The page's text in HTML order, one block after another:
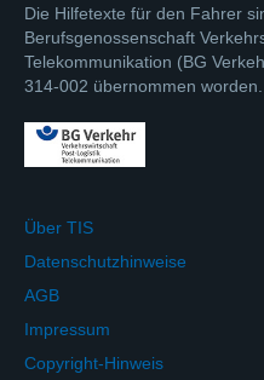
Die Hilfetexte für den Fahrer
Berufsgenossenschaft
Telekommunikation (BG
314-002 übernommen worden.
Über TIS
Datenschutzhinweise
AGB
Impressum
Copyright-Hinweis